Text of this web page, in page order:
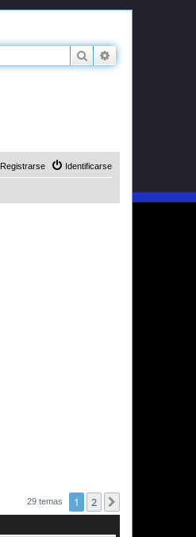
Buscar
Identificarse
Registrarse
29 temas 1 2